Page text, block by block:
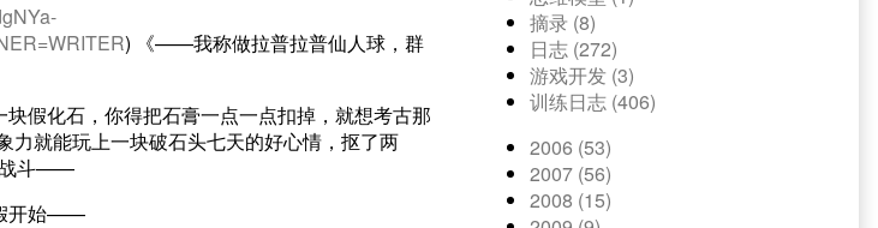
) 《——我称做拉普拉普仙人球，群
假化石，你得把石膏一点一点扣掉，就想考古那
就能玩上一块破石头七天的好心情，抠了两
战斗——
开始——
摘录 (8)
日志 (272)
游戏开发 (3)
训练日志 (406)
2006 (53)
2007 (56)
2008 (15)